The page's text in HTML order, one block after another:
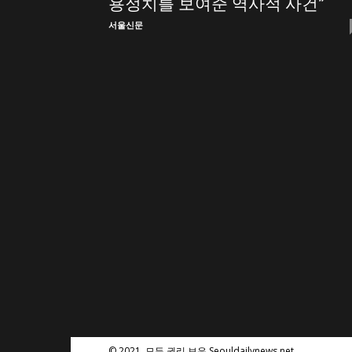
용정치를 보여준 역사적 사건”
서울신문